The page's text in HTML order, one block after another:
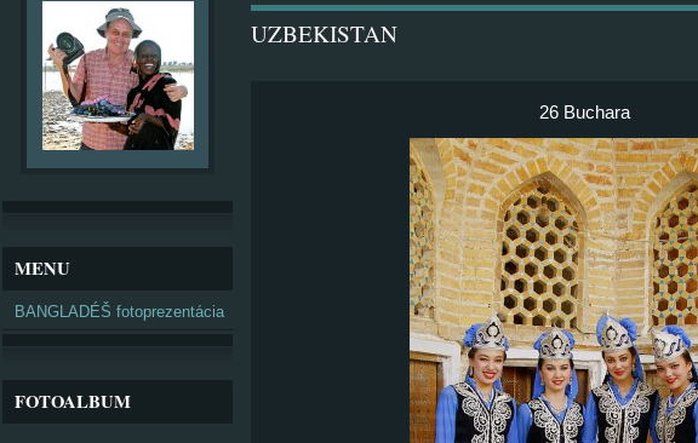
UZBEKISTAN
26 Buchara
MENU
BANGLADÉŠ fotoprezentácia
FOTOALBUM